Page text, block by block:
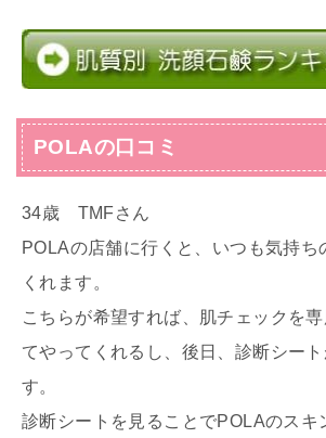
POLAの口コミ
34歳 TMFさん
POLAの店舗に行くと、いつも気持ち
くれます。
こちらが希望すれば、肌チェックを
てやってくれるし、後日、診断シー
す。
診断シートを見ることでPOLAのスキ